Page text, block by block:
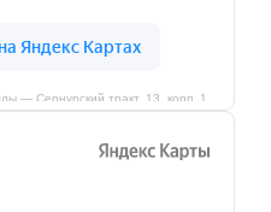
— Сернурский тракт, 13, корп. 1